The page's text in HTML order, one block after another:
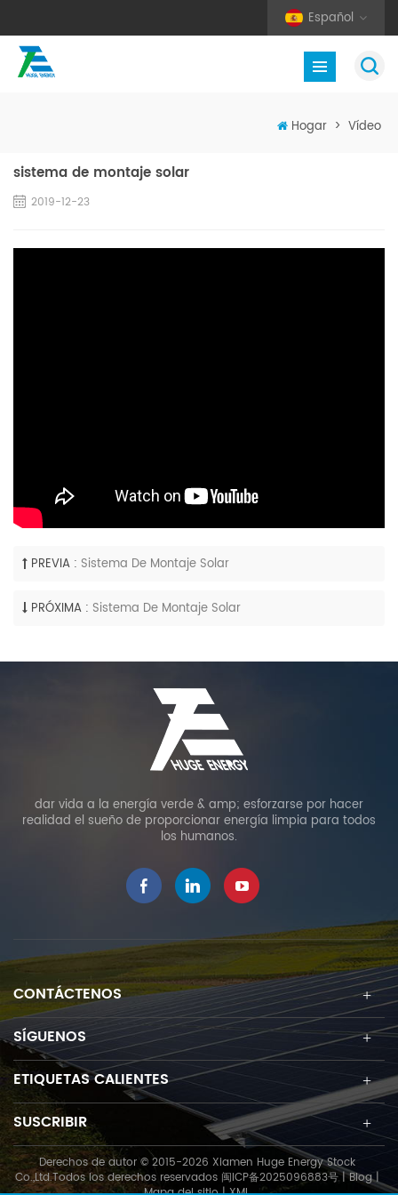
Español
Hogar > Vídeo
sistema de montaje solar
2019-12-23
PREVIA : Sistema De Montaje Solar
PRÓXIMA : Sistema De Montaje Solar
dar vida a la energía verde & amp; esforzarse por hacer
realidad el sueño de proporcionar energía limpia para todos
los humanos.
CONTÁCTENOS
SÍGUENOS
ETIQUETAS CALIENTES
SUSCRIBIR
Derechos de autor © 2015-2026 Xiamen Huge Energy Stock
Co.,Ltd.Todos los derechos reservados 闽ICP备2025096883号|Blog|